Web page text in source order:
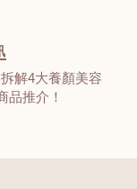
解4大養顏美容
品推介！